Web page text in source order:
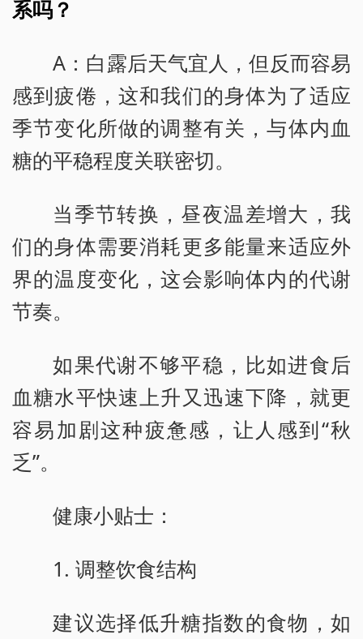
系吗？
A：白露后天气宜人，但反而容易
感到疲倦，这和我们的身体为了适应
季节变化所做的调整有关，与体内血
糖的平稳程度关联密切。
当季节转换，昼夜温差增大，我
们的身体需要消耗更多能量来适应外
界的温度变化，这会影响体内的代谢
节奏。
如果代谢不够平稳，比如进食后
血糖水平快速上升又迅速下降，就更
容易加剧这种疲惫感，让人感到“秋
乏”。
健康小贴士：
1. 调整饮食结构
建议选择低升糖指数的食物，如